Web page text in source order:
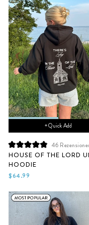
+ Quick Add
Mit
4.9
von
5
Sternen
46
HOUSE OF THE LORD
HOODIE
$64.99